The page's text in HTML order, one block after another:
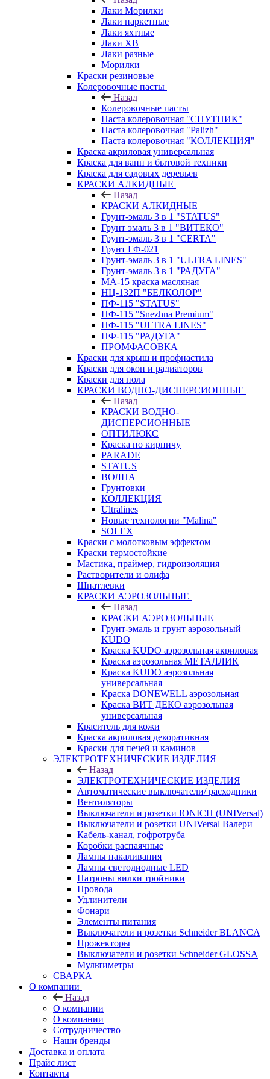
Лаки Морилки
Лаки паркетные
Лаки яхтные
Лаки ХВ
Лаки разные
Морилки
Краски резиновые
Колеровочные пасты
Назад
Колеровочные пасты
Паста колеровочная "СПУТНИК"
Паста колеровочная "Palizh"
Паста колеровочная "КОЛЛЕКЦИЯ"
Краска акриловая универсальная
Краска для ванн и бытовой техники
Краска для садовых деревьев
КРАСКИ АЛКИДНЫЕ
Назад
КРАСКИ АЛКИДНЫЕ
Грунт-эмаль 3 в 1 "STATUS"
Грунт эмаль 3 в 1 "ВИТЕКО"
Грунт-эмаль 3 в 1 "CERTA"
Грунт ГФ-021
Грунт-эмаль 3 в 1 "ULTRA LINES"
Грунт-эмаль 3 в 1 "РАДУГА"
МА-15 краска масляная
НЦ-132П "БЕЛКОЛОР"
ПФ-115 "STATUS"
ПФ-115 "Snezhna Premium"
ПФ-115 "ULTRA LINES"
ПФ-115 "РАДУГА"
ПРОМФАСОВКА
Краски для крыш и профнастила
Краски для окон и радиаторов
Краски для пола
КРАСКИ ВОДНО-ДИСПЕРСИОННЫЕ
Назад
КРАСКИ ВОДНО-
ДИСПЕРСИОННЫЕ
ОПТИЛЮКС
Краска по кирпичу
PARADE
STATUS
ВОЛНА
Грунтовки
КОЛЛЕКЦИЯ
Ultralines
Новые технологии "Malina"
SOLEX
Краски с молотковым эффектом
Краски термостойкие
Мастика, праймер, гидроизоляция
Растворители и олифа
Шпатлевки
КРАСКИ АЭРОЗОЛЬНЫЕ
Назад
КРАСКИ АЭРОЗОЛЬНЫЕ
Грунт-эмаль и грунт аэрозольный
KUDO
Краска KUDO аэрозольная акриловая
Краска аэрозольная МЕТАЛЛИК
Краска KUDO аэрозольная
универсальная
Краска DONEWELL аэрозольная
Краска ВИТ ДЕКО аэрозольная
универсальная
Краситель для кожи
Краска акриловая декоративная
Краски для печей и каминов
ЭЛЕКТРОТЕХНИЧЕСКИЕ ИЗДЕЛИЯ
Назад
ЭЛЕКТРОТЕХНИЧЕСКИЕ ИЗДЕЛИЯ
Автоматические выключатели/ расходники
Вентиляторы
Выключатели и розетки IONICH (UNIVersal)
Выключатели и розетки UNIVersal Валери
Кабель-канал, гофротруба
Коробки распаячные
Лампы накаливания
Лампы светодиодные LED
Патроны вилки тройники
Провода
Удлинители
Фонари
Элементы питания
Выключатели и розетки Schneider BLANCA
Прожекторы
Выключатели и розетки Schneider GLOSSA
Мультиметры
СВАРКА
О компании
Назад
О компании
О компании
Сотрудничество
Наши бренды
Доставка и оплата
Прайс лист
Контакты